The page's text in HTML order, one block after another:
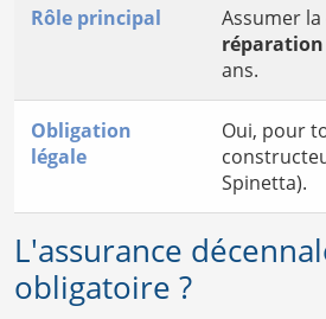
Rôle principal Assumer la
réparation
ans.
Obligation
légale
Oui, pour
Spinetta).
L'assurance
obligatoire ?